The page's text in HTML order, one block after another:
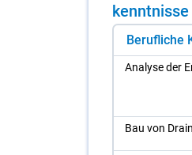
Berufliche
Ana­ly­se der
Bau von